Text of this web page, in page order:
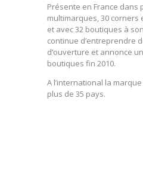
Présente en France dans
multimarques, 30 corners
et avec 32 boutiques à
continue d’entreprendre
d’ouverture et annonce
boutiques fin 2010.
A l’international la
plus de 35 pays.